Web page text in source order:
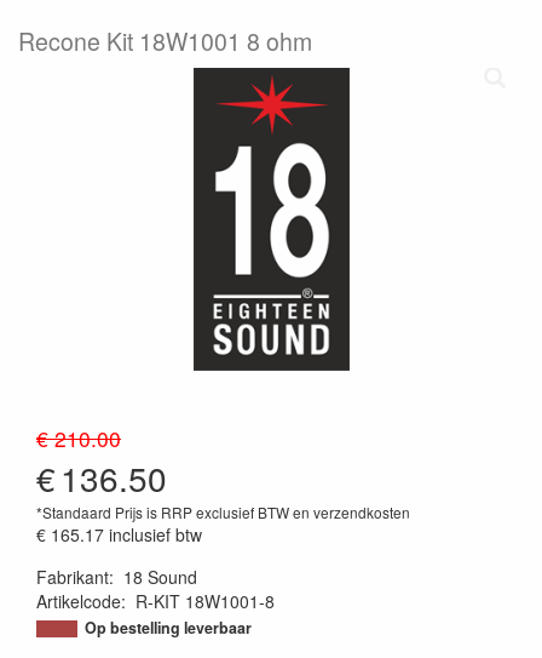
Recone Kit 18W1001 8 ohm
€ 210.00
€136.50
*Standaard Prijs is RRP exclusief BTW en verzendkosten
€ 165.17 inclusief btw
Fabrikant: 18 Sound
Artikelcode: R-KIT 18W1001-8
Op bestelling leverbaar